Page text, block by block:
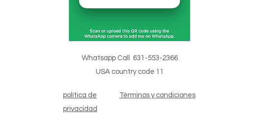
Whatsapp Call 631-553-2366
USA country code 11
política de
privacidad
Términos y condiciones